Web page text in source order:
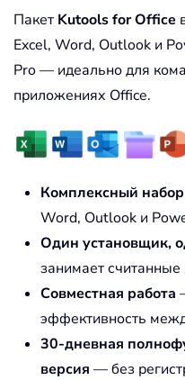
Пакет Kutools for Office
Excel, Word, Outlook и
Pro — идеально для
приложениях Office.
Комплексный набор
Word, Outlook и
Один установщик,
занимает
Совместная работа
эффективность
30-дневная
версия — без